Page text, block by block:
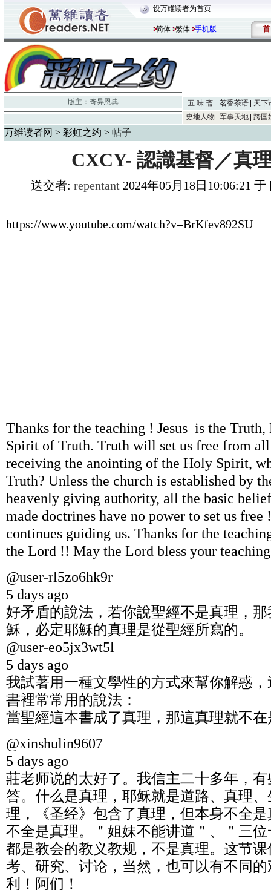
设万维读者为首页
简体 繁体 手机版 首
版主： 奇异恩典 五 味 斋 茗香茶语
天下
史地人物
军事天地 跨国
万维读者网 > 彩虹之约 > 帖子
CXCY- 認識基督／真
送交者: repentant 2024年05月18日10:06:21
https://www.youtube.com/watch?v=BrKfev892SU
Thanks for the teaching ! Jesus is the
Spirit of Truth. Truth will set us free from
receiving the anointing of the Holy Spirit,
Truth? Unless the church is established by
heavenly giving authority, all the basic
made doctrines have no power to set us
continues guiding us. Thanks for the
the Lord !! May the Lord bless your
@user-rl5zo6hk9r
5 days ago
好矛盾的說法，若你說聖經不是真理，
穌，必定耶穌的真理是從聖經所寫的。
@user-eo5jx3wt5l
5 days ago
我試著用一種文學性的方式來幫你解惑
書裡常常用的說法：
當聖經這本書成了真理，那這真理就不
@xinshulin9607
5 days ago
莊老师说的太好了。我信主二十多年，
答。什么是真理，耶稣就是道路、真理
理，《圣经》包含了真理，但本身不全
不全是真理。＂姐妹不能讲道＂、＂三
都是教会的教义教规，不是真理。这节
考、研究、讨论，当然，也可以有不同
利！阿们！